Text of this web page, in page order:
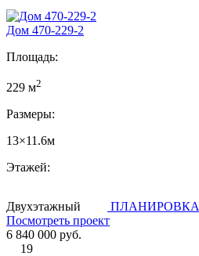
Дом 470-229-2
Площадь:
229 м2
Размеры:
13×11.6м
Этажей:
Двухэтажный
ПЛАНИРОВКА
Посмотреть проект
6 840 000 руб.
19